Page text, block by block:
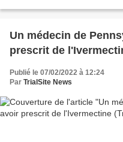
Un médecin de
prescrit de
Publié le 07/02/2022 à 12:24
Par TrialSite News